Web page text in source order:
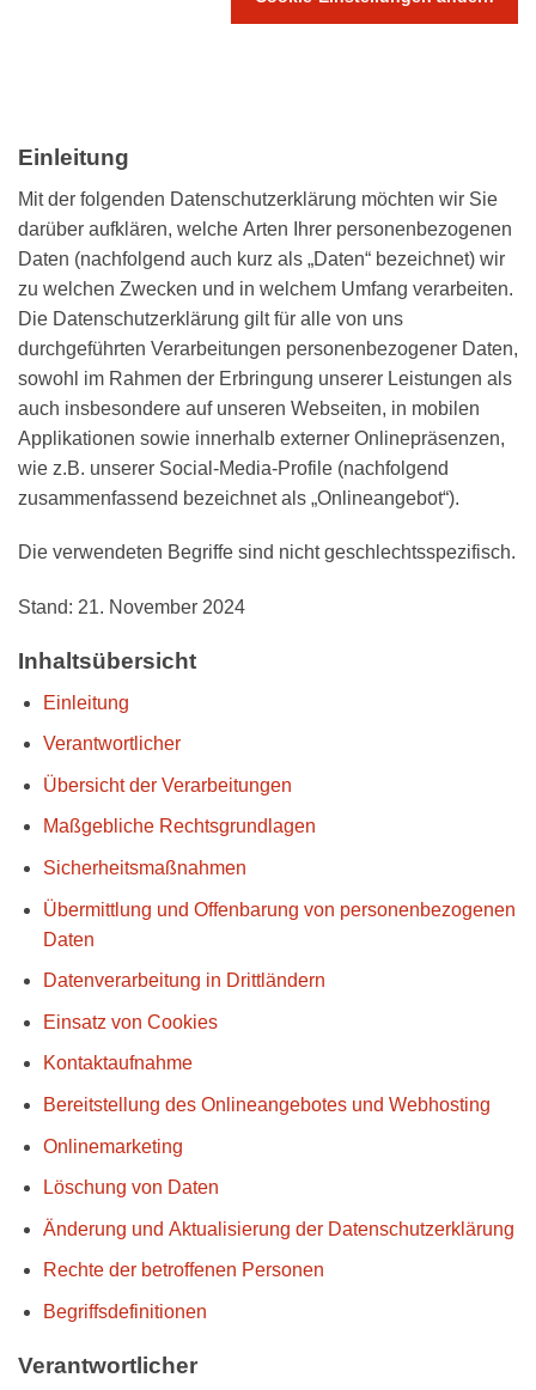
Einleitung
Mit der folgenden Datenschutzerklärung möchten wir Sie
darüber aufklären, welche Arten Ihrer personenbezogenen
Daten (nachfolgend auch kurz als „Daten“ bezeichnet) wir
zu welchen Zwecken und in welchem Umfang verarbeiten.
Die Datenschutzerklärung gilt für alle von uns
durchgeführten Verarbeitungen personenbezogener Daten,
sowohl im Rahmen der Erbringung unserer Leistungen als
auch insbesondere auf unseren Webseiten, in mobilen
Applikationen sowie innerhalb externer Onlinepräsenzen,
wie z.B. unserer Social-Media-Profile (nachfolgend
zusammenfassend bezeichnet als „Onlineangebot“).
Die verwendeten Begriffe sind nicht geschlechtsspezifisch.
Stand: 21. November 2024
Inhaltsübersicht
Einleitung
Verantwortlicher
Übersicht der Verarbeitungen
Maßgebliche Rechtsgrundlagen
Sicherheitsmaßnahmen
Übermittlung und Offenbarung von personenbezogenen
Daten
Datenverarbeitung in Drittländern
Einsatz von Cookies
Kontaktaufnahme
Bereitstellung des Onlineangebotes und Webhosting
Onlinemarketing
Löschung von Daten
Änderung und Aktualisierung der Datenschutzerklärung
Rechte der betroffenen Personen
Begriffsdefinitionen
Verantwortlicher